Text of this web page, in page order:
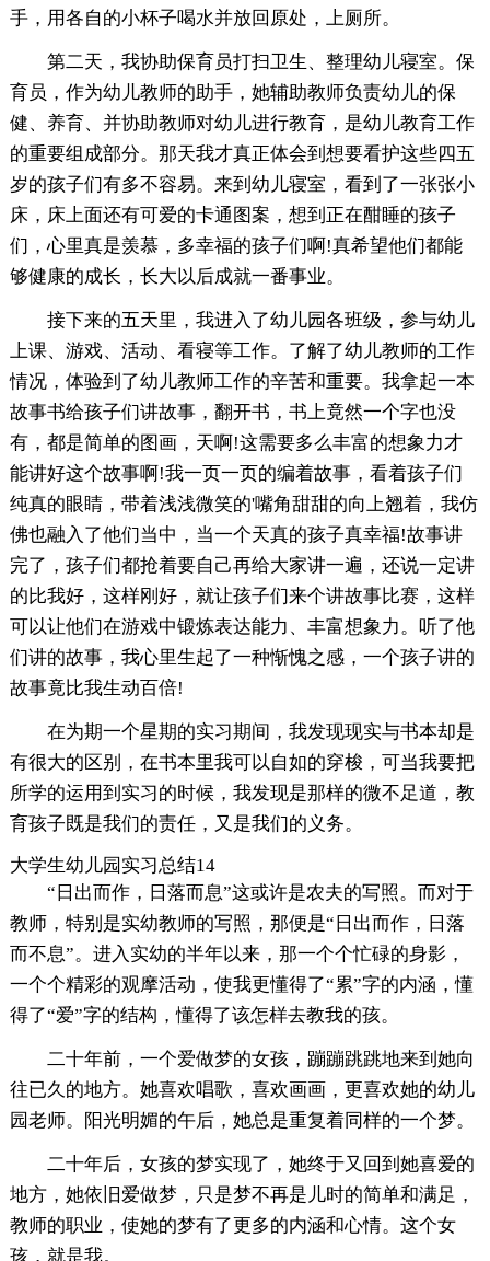
手，用各自的小杯子喝水并放回原处，上厕所。
第二天，我协助保育员打扫卫生、整理幼儿寝室。保
育员，作为幼儿教师的助手，她辅助教师负责幼儿的保
健、养育、并协助教师对幼儿进行教育，是幼儿教育工作
的重要组成部分。那天我才真正体会到想要看护这些四五
岁的孩子们有多不容易。来到幼儿寝室，看到了一张张小
床，床上面还有可爱的卡通图案，想到正在酣睡的孩子
们，心里真是羡慕，多幸福的孩子们啊!真希望他们都能
够健康的成长，长大以后成就一番事业。
接下来的五天里，我进入了幼儿园各班级，参与幼儿
上课、游戏、活动、看寝等工作。了解了幼儿教师的工作
情况，体验到了幼儿教师工作的辛苦和重要。我拿起一本
故事书给孩子们讲故事，翻开书，书上竟然一个字也没
有，都是简单的图画，天啊!这需要多么丰富的想象力才
能讲好这个故事啊!我一页一页的编着故事，看着孩子们
纯真的眼睛，带着浅浅微笑的'嘴角甜甜的向上翘着，我仿
佛也融入了他们当中，当一个天真的孩子真幸福!故事讲
完了，孩子们都抢着要自己再给大家讲一遍，还说一定讲
的比我好，这样刚好，就让孩子们来个讲故事比赛，这样
可以让他们在游戏中锻炼表达能力、丰富想象力。听了他
们讲的故事，我心里生起了一种惭愧之感，一个孩子讲的
故事竟比我生动百倍!
在为期一个星期的实习期间，我发现现实与书本却是
有很大的区别，在书本里我可以自如的穿梭，可当我要把
所学的运用到实习的时候，我发现是那样的微不足道，教
育孩子既是我们的责任，又是我们的义务。
大学生幼儿园实习总结14
“日出而作，日落而息”这或许是农夫的写照。而对于
教师，特别是实幼教师的写照，那便是“日出而作，日落
而不息”。进入实幼的半年以来，那一个个忙碌的身影，
一个个精彩的观摩活动，使我更懂得了“累”字的内涵，懂
得了“爱”字的结构，懂得了该怎样去教我的孩。
二十年前，一个爱做梦的女孩，蹦蹦跳跳地来到她向
往已久的地方。她喜欢唱歌，喜欢画画，更喜欢她的幼儿
园老师。阳光明媚的午后，她总是重复着同样的一个梦。
二十年后，女孩的梦实现了，她终于又回到她喜爱的
地方，她依旧爱做梦，只是梦不再是儿时的简单和满足，
教师的职业，使她的梦有了更多的内涵和心情。这个女
孩，就是我。